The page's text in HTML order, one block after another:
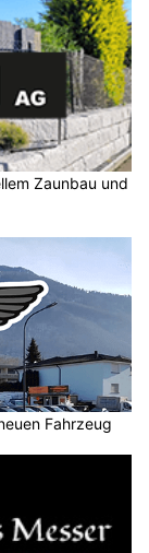
Zaunbau und
Fahrzeug